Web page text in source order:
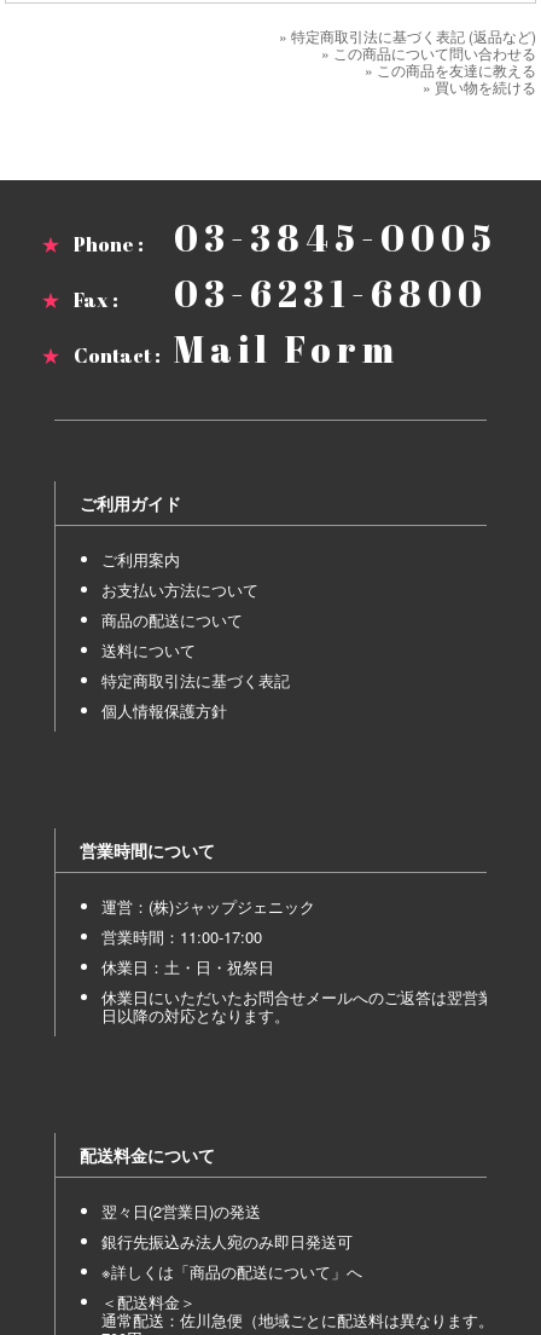
» 特定商取引法に基づく表記 (返品など)
» この商品について問い合わせる
» この商品を友達に教える
» 買い物を続ける
★ Phone : 03-3845-0005
★ Fax : 03-6231-6800
★ Contact : Mail Form
ご利用ガイド
ご利用案内
お支払い方法について
商品の配送について
送料について
特定商取引法に基づく表記
個人情報保護方針
営業時間について
運営：(株)ジャップジェニック
営業時間：11:00-17:00
休業日：土・日・祝祭日
休業日にいただいたお問合せメールへのご返答は翌営業
日以降の対応となります。
配送料金について
翌々日(2営業日)の発送
銀行先振込み法人宛のみ即日発送可
※詳しくは「商品の配送について 」へ
＜配送料金＞
通常配送：佐川急便（地域ごとに配送料は異なります。